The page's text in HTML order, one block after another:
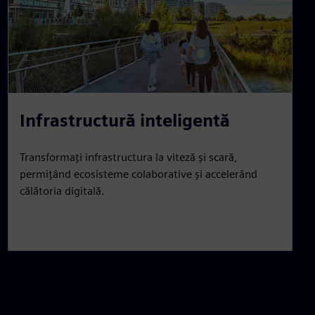
Infrastructură inteligentă
Transformați infrastructura la viteză și scară,
permițând ecosisteme colaborative și accelerând
călătoria digitală.